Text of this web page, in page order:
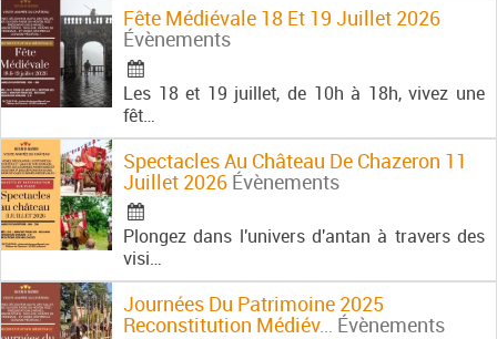
Fête Médiévale 18 Et 19 Juillet 2026
Évènements
Les 18 et 19 juillet, de 10h à 18h, vivez une
fêt…
Spectacles Au Château De Chazeron 11
Juillet 2026 Évènements
Plongez dans l'univers d'antan à travers des
visi…
Journées Du Patrimoine 2025
Reconstitution Médiév… Évènements